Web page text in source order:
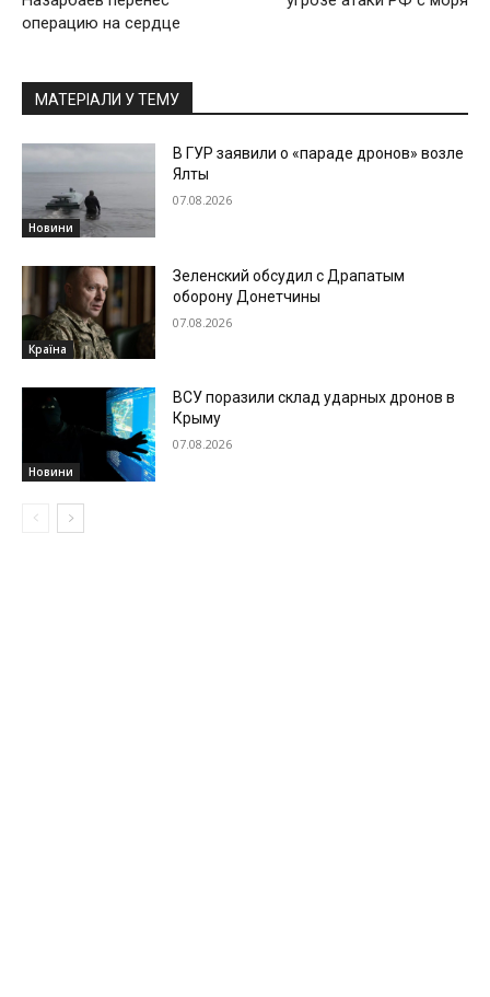
операцию на сердце
МАТЕРІАЛИ У ТЕМУ
Новини
В ГУР заявили о «параде дронов» возле
Ялты
07.08.2026
Країна
Зеленский обсудил с Драпатым
оборону Донетчины
07.08.2026
Новини
ВСУ поразили склад ударных дронов в
Крыму
07.08.2026